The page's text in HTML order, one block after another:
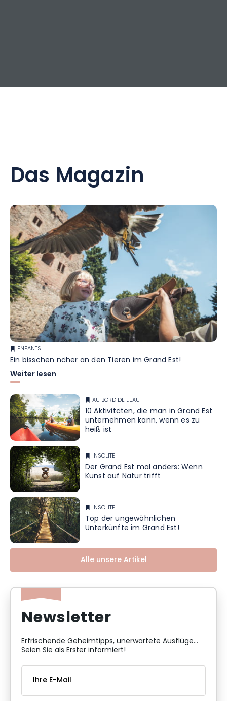
Das Magazin
ENFANTS
Ein bisschen näher an den Tieren im Grand Est!
Weiter lesen
AU BORD DE L'EAU
10 Aktivitäten, die man in Grand Est
unternehmen kann, wenn es zu
heiß ist
INSOLITE
Der Grand Est mal anders: Wenn
Kunst auf Natur trifft
INSOLITE
Top der ungewöhnlichen
Unterkünfte im Grand Est!
Alle unsere Artikel
Newsletter
Erfrischende Geheimtipps, unerwartete Ausflüge...
Seien Sie als Erster informiert!